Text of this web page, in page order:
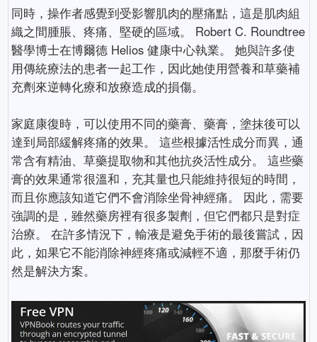
同時，操作者感覺到受影響肌肉的壓痛點，這是肌肉組
織之間腫脹、疼痛、堅硬的區域。 Robert C. Roundtree
醫學博士在博爾德 Helios 健康中心執業。 她與許多使
用傳統療法的患者一起工作，因此她使用營養和草藥補
充劑來逆轉化療和放療造成的損傷。
家庭康復時，可以使用不同的藥膏、藥膏，塗抹後可以
達到局部緩解疼痛的效果。 這些根據活性成分而異，通
常含有精油、草藥提取物和其他抗炎活性成分。 這些藥
膏的效果通常很溫和，充其量也只能維持很短的時間，
而且你應該知道它們不會消除坐骨神經痛。 因此，需要
強調的是，雖然藥房裡有很多製劑，但它們都只是對症
治療。 在許多情況下，輸液是避免手術的最後嘗試，因
此，如果它不能消除神經疼痛或減輕不適，那麼手術仍
然是解決方案。